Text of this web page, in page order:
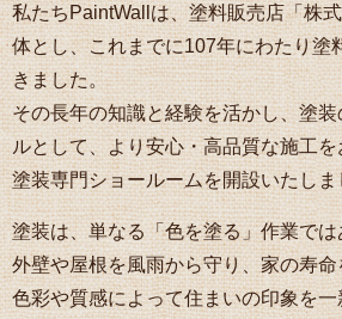
私たちPaintWallは、塗料販売店「株
体とし、これまでに107年にわたり塗
きました。
その長年の知識と経験を活かし、塗
ルとして、より安心・高品質な施工
塗装専門ショールームを開設いたしま
塗装は、単なる「色を塗る」作業で
外壁や屋根を風雨から守り、家の寿
色彩や質感によって住まいの印象を